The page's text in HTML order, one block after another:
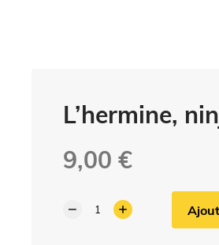
L’hermine,
9,00 €